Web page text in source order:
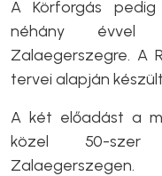
A Körforgás
néhány évvel
Zalaegerszegre. A
tervei alapján
A két előadást a
közel 50-
Zalaegerszegen.